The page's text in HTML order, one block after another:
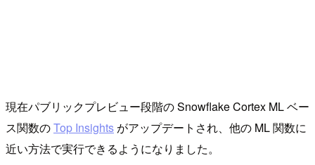
現在パブリックプレビュー段階の Snowflake Cortex ML ベー
ス関数のTop Insights がアップデートされ、他の ML 関数に
近い方法で実行できるようになりました。